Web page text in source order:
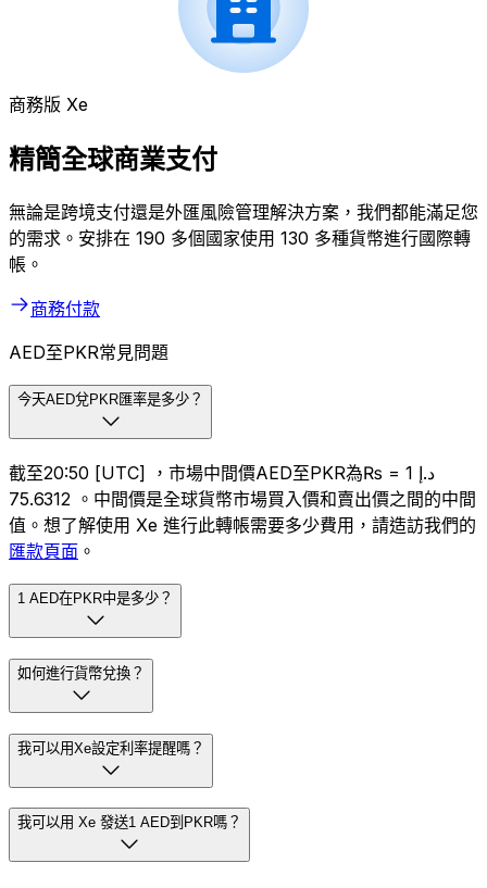
商務版 Xe
精簡全球商業支付
無論是跨境支付還是外匯風險管理解決方案，我們都能滿足您
的需求。安排在 190 多個國家使用 130 多種貨幣進行國際轉
帳。
商務付款
AED至PKR常見問題
今天AED兌PKR匯率是多少？
截至20:50 [UTC] ，市場中間價AED至PKR為د.إ 1 = ₨
75.6312 。中間價是全球貨幣市場買入價和賣出價之間的中間
值。想了解使用 Xe 進行此轉帳需要多少費用，請造訪我們的
匯款頁面 。
1 AED在PKR中是多少？
如何進行貨幣兌換？
我可以用Xe設定利率提醒嗎？
我可以用 Xe 發送1 AED到PKR嗎？